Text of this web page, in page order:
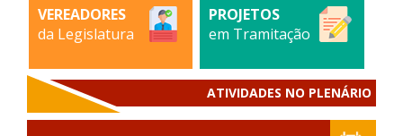
VEREADORES
da Legislatura
PROJETOS
em Tramitação
ATIVIDADES NO PLENÁRIO